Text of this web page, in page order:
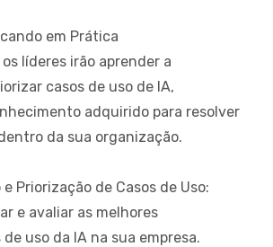
em Prática
líderes irão aprender a
casos de uso de IA,
adquirido para resolver
da sua organização.
Priorização de Casos de Uso:
e avaliar as melhores
uso da IA na sua empresa.